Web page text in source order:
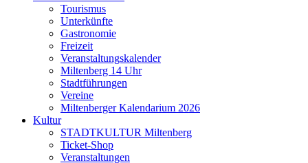
Tourismus
Unterkünfte
Gastronomie
Freizeit
Veranstaltungskalender
Miltenberg 14 Uhr
Stadtführungen
Vereine
Miltenberger Kalendarium 2026
Kultur
STADTKULTUR Miltenberg
Ticket-Shop
Veranstaltungen